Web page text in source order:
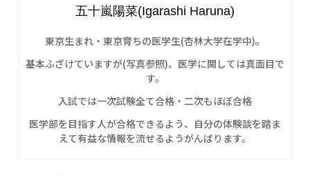
五十嵐陽菜(Igarashi Haruna)
東京生まれ・東京育ちの医学生(杏林大学在学中)。
基本ふざけていますが(写真参照)、医学に関しては真面目で
す。
入試では一次試験全て合格・二次もほぼ合格
医学部を目指す人が合格できるよう、自分の体験談を踏ま
えて有益な情報を流せるようがんばります。